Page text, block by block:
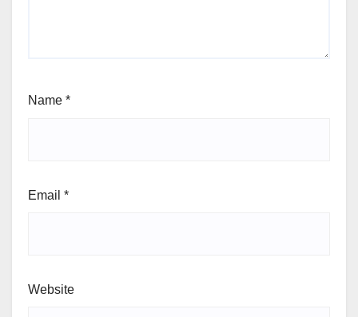
Name *
Email *
Website